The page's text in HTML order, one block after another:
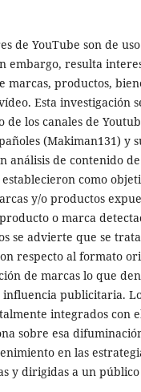
de YouTube son de
embargo, resulta
productos,
Esta investigación
de los canales de
(Makiman131) y
de contenido de
como
y/o productos
o marca
se advierte que se
respecto al formato
de marcas lo que
publicitaria.
integrados con
sobre esa
en las
y dirigidas a un